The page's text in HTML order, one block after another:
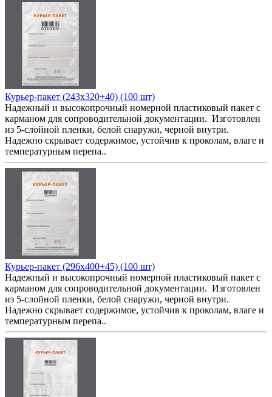
Курьер-пакет (243x320+40) (100 шт)
Надежный и высокопрочный номерной пластиковый пакет с
карманом для сопроводительной документации. Изготовлен
из 5-слойной пленки, белой снаружи, черной внутри.
Надежно скрывает содержимое, устойчив к проколам, влаге и
температурным перепа..
Курьер-пакет (296x400+45) (100 шт)
Надежный и высокопрочный номерной пластиковый пакет с
карманом для сопроводительной документации. Изготовлен
из 5-слойной пленки, белой снаружи, черной внутри.
Надежно скрывает содержимое, устойчив к проколам, влаге и
температурным перепа..